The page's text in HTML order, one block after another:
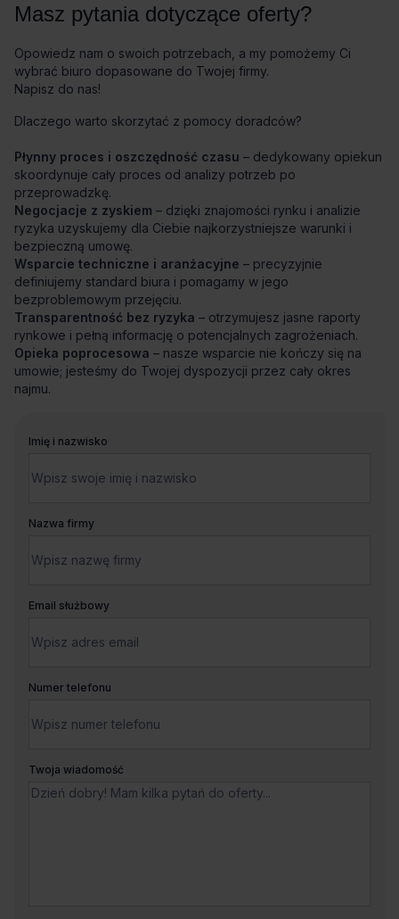
Masz pytania dotyczące oferty?
Opowiedz nam o swoich potrzebach, a my pomożemy Ci
wybrać biuro dopasowane do Twojej firmy.
Napisz do nas!
Dlaczego warto skorzytać z pomocy doradców?
Płynny proces i oszczędność czasu – dedykowany opiekun
skoordynuje cały proces od analizy potrzeb po
przeprowadzkę.
Negocjacje z zyskiem – dzięki znajomości rynku i analizie
ryzyka uzyskujemy dla Ciebie najkorzystniejsze warunki i
bezpieczną umowę.
Wsparcie techniczne i aranżacyjne – precyzyjnie
definiujemy standard biura i pomagamy w jego
bezproblemowym przejęciu.
Transparentność bez ryzyka – otrzymujesz jasne raporty
rynkowe i pełną informację o potencjalnych zagrożeniach.
Opieka poprocesowa – nasze wsparcie nie kończy się na
umowie; jesteśmy do Twojej dyspozycji przez cały okres
najmu.
Imię i nazwisko
Nazwa firmy
Email służbowy
Numer telefonu
Twoja wiadomość